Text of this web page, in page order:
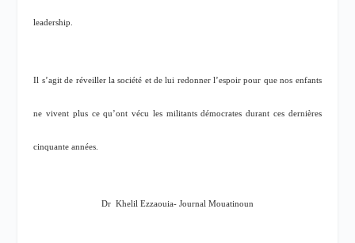
leadership.
Il s’agit de réveiller la société et de lui redonner l’espoir pour que nos enfants
ne vivent plus ce qu’ont vécu les militants démocrates durant ces dernières
cinquante années.
Dr Khelil Ezzaouia- Journal Mouatinoun